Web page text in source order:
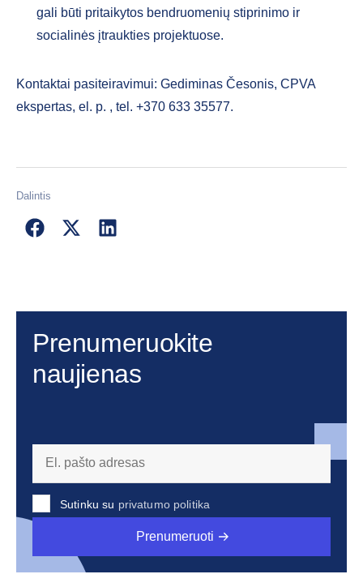
gali būti pritaikytos bendruomenių stiprinimo ir
socialinės įtraukties projektuose.
Kontaktai pasiteiravimui: Gediminas Česonis, CPVA
ekspertas, el. p. , tel. +370 633 35577.
Dalintis
Prenumeruokite
naujienas
Sutinku su privatumo politika
Prenumeruoti